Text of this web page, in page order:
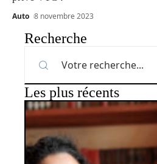
Auto 8 novembre 2023
Recherche
Les plus récents